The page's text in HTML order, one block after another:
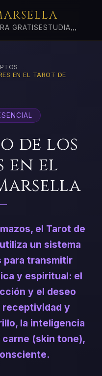
GRATIS ESTUDIA...
EN EL TAROT DE
de los
en el
el Tarot de
un sistema
transmitir
y espiritual: el
y el deseo
receptividad y
la inteligencia
(skin tone),